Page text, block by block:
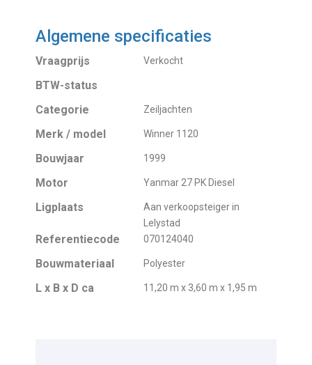
Algemene specificaties
Vraagprijs Verkocht
BTW-status
Categorie
Zeiljachten
Merk / model Winner 1120
Bouwjaar 1999
Motor Yanmar 27 PK Diesel
Ligplaats
Aan verkoopsteiger in
Lelystad
Referentiecode 070124040
Bouwmateriaal Polyester
L x B x D ca 11,20 m x 3,60 m x 1,95 m